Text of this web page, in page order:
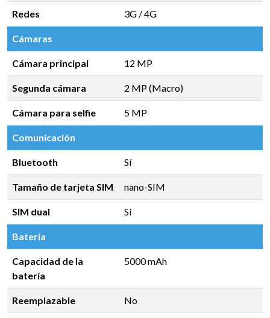
Redes 3G / 4G
Cámaras
Cámara principal 12 MP
Segunda cámara 2 MP (Macro)
Cámara para selfie 5 MP
Comunicación
Bluetooth Sí
Tamaño de tarjeta SIM nano-SIM
SIM dual Sí
Batería
Capacidad de la
batería
5000 mAh
Reemplazable No